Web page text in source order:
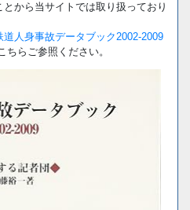
から当サイトでは取り扱っており
道人身事故データブック2002-2009
らご参照ください。